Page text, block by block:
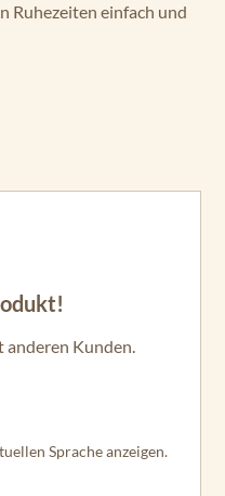
Ruhezeiten einfach und
0 von 5 Sternen
anderen Kunden.
Sprache anzeigen.